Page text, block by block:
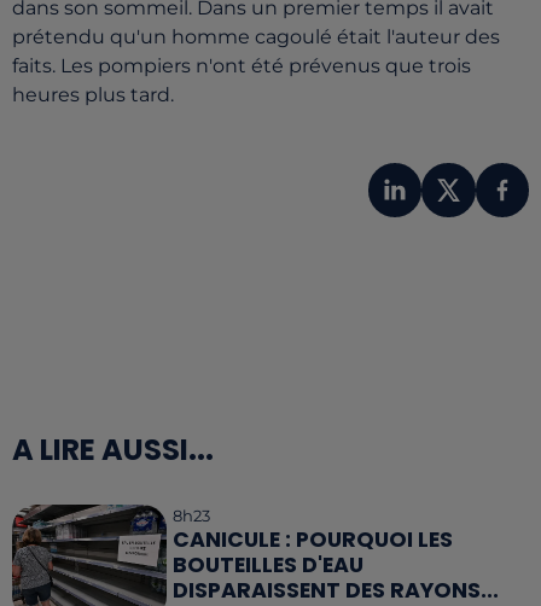
dans son sommeil. Dans un premier temps il avait
prétendu qu'un homme cagoulé était l'auteur des
faits. Les pompiers n'ont été prévenus que trois
heures plus tard.
A LIRE AUSSI...
8h23
CANICULE : POURQUOI LES
BOUTEILLES D'EAU
DISPARAISSENT DES RAYONS...